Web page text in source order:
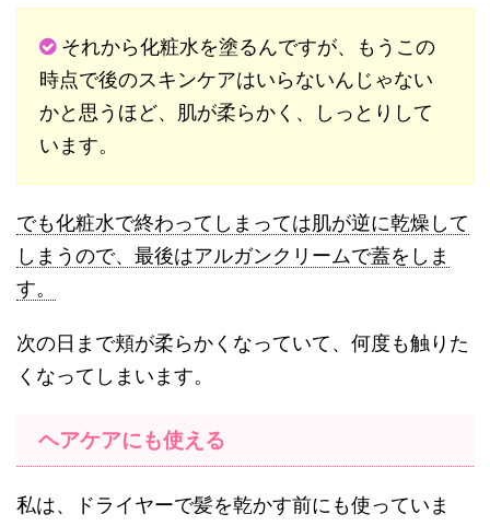
それから化粧水を塗るんですが、もうこの
時点で後のスキンケアはいらないんじゃない
かと思うほど、肌が柔らかく、しっとりして
います。
でも化粧水で終わってしまっては肌が逆に乾燥して
しまうので、最後はアルガンクリームで蓋をしま
す。
次の日まで頬が柔らかくなっていて、何度も触りた
くなってしまいます。
ヘアケアにも使える
私は、ドライヤーで髪を乾かす前にも使っていま